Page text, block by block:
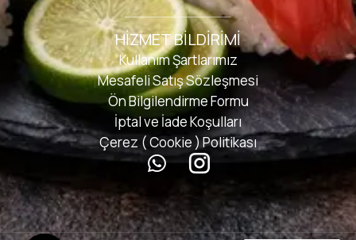
HIZMET BILDIRIMI
Kullanım Şartlarımız
Mesafeli Satış Sözleşmesi
Ön Bilgilendirme Formu
İptal ve İade Koşulları
Çerez ( Cookie ) Politikası